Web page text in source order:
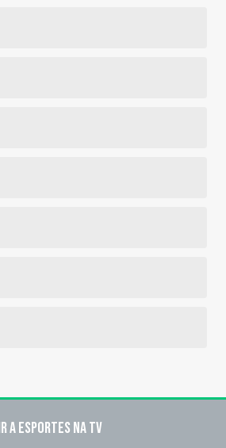
a esportes na TV